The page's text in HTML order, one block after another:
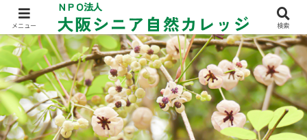
メニュー 検索